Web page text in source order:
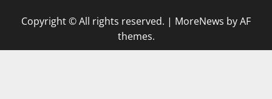
Copyright © All rights reserved. | MoreNews by AF
themes.